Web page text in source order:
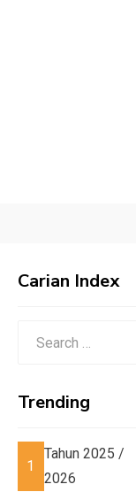
Carian Index
Trending
1